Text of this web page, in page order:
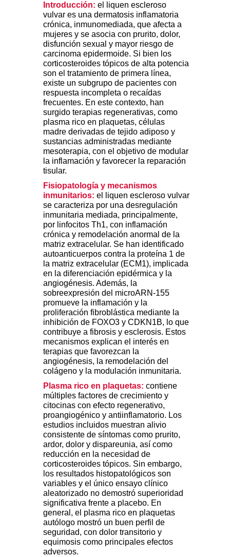
Introducción: el liquen escleroso
vulvar es una dermatosis inflamatoria
crónica, inmunomediada, que afecta a
mujeres y se asocia con prurito, dolor,
disfunción sexual y mayor riesgo de
carcinoma epidermoide. Si bien los
corticosteroides tópicos de alta potencia
son el tratamiento de primera línea,
existe un subgrupo de pacientes con
respuesta incompleta o recaídas
frecuentes. En este contexto, han
surgido terapias regenerativas, como
plasma rico en plaquetas, células
madre derivadas de tejido adiposo y
sustancias administradas mediante
mesoterapia, con el objetivo de modular
la inflamación y favorecer la reparación
tisular.
Fisiopatología y mecanismos
inmunitarios: el liquen escleroso vulvar
se caracteriza por una desregulación
inmunitaria mediada, principalmente,
por linfocitos Th1, con inflamación
crónica y remodelación anormal de la
matriz extracelular. Se han identificado
autoanticuerpos contra la proteína 1 de
la matriz extracelular (ECM1), implicada
en la diferenciación epidérmica y la
angiogénesis. Además, la
sobreexpresión del microARN-155
promueve la inflamación y la
proliferación fibroblástica mediante la
inhibición de FOXO3 y CDKN1B, lo que
contribuye a fibrosis y esclerosis. Estos
mecanismos explican el interés en
terapias que favorezcan la
angiogénesis, la remodelación del
colágeno y la modulación inmunitaria.
Plasma rico en plaquetas: contiene
múltiples factores de crecimiento y
citocinas con efecto regenerativo,
proangiogénico y antiinflamatorio. Los
estudios incluidos muestran alivio
consistente de síntomas como prurito,
ardor, dolor y dispareunia, así como
reducción en la necesidad de
corticosteroides tópicos. Sin embargo,
los resultados histopatológicos son
variables y el único ensayo clínico
aleatorizado no demostró superioridad
significativa frente a placebo. En
general, el plasma rico en plaquetas
autólogo mostró un buen perfil de
seguridad, con dolor transitorio y
equimosis como principales efectos
adversos.